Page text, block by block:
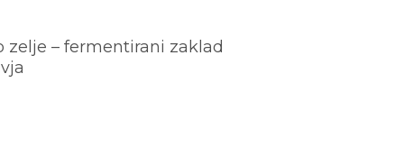
zelje – fermentirani zaklad